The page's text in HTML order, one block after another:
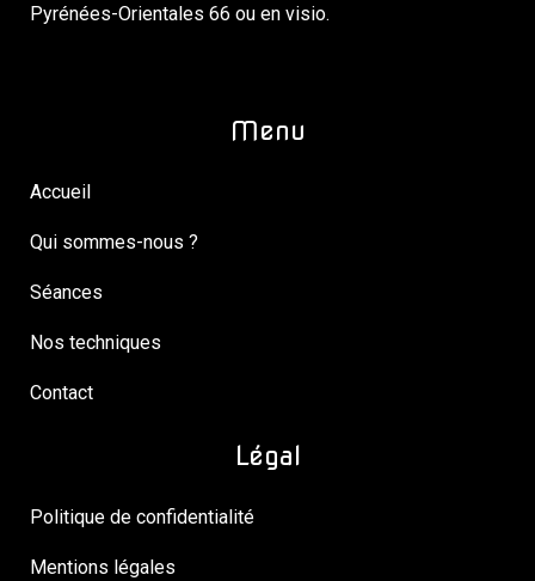
Pyrénées-Orientales 66 ou en visio.
Menu
Accueil
Qui sommes-nous ?
Séances
Nos techniques
Contact
Légal
Politique de confidentialité
Mentions légales